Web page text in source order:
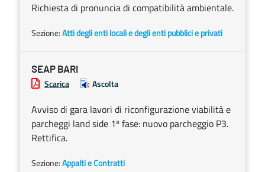
Richiesta di pronuncia di compatibilità ambientale.
Sezione:Atti degli enti locali e degli enti pubblici e privati
SEAP BARI
Scarica Ascolta
Avviso di gara lavori di riconfigurazione viabilità e
parcheggi land side 1ª fase: nuovo parcheggio P3.
Rettifica.
Sezione:Appalti e Contratti